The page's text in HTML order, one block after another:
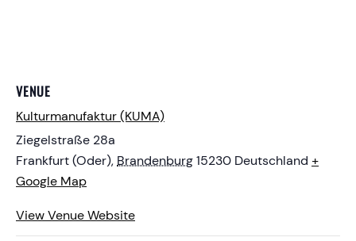
VENUE
Kulturmanufaktur (KUMA)
Ziegelstraße 28a
Frankfurt (Oder), Brandenburg15230 Deutschland +
Google Map
View Venue Website